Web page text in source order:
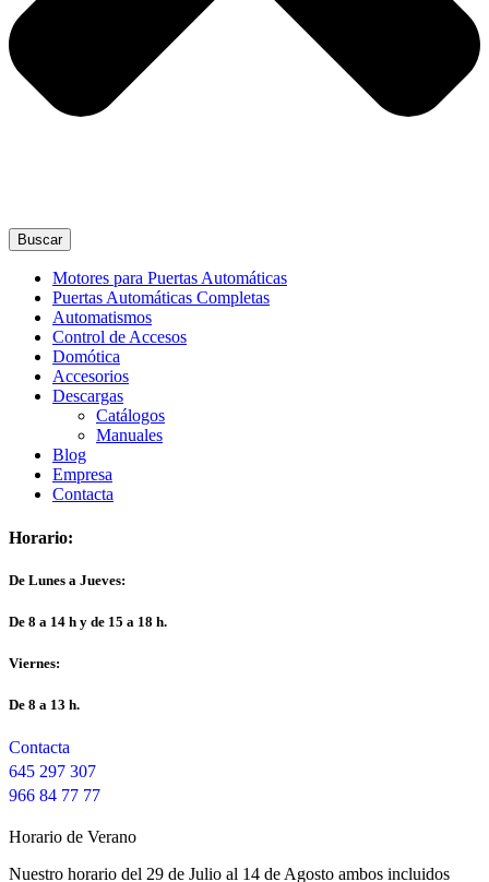
Buscar
Motores para Puertas Automáticas
Puertas Automáticas Completas
Automatismos
Control de Accesos
Domótica
Accesorios
Descargas
Catálogos
Manuales
Blog
Empresa
Contacta
Horario:
De Lunes a Jueves:
De 8 a 14 h y de 15 a 18 h.
Viernes:
De 8 a 13 h.
Contacta
645 297 307
966 84 77 77
Horario de Verano
Nuestro horario del 29 de Julio al 14 de Agosto ambos incluidos